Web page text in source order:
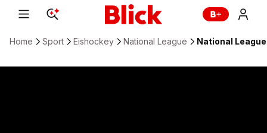
Home Sport Eishockey National League National